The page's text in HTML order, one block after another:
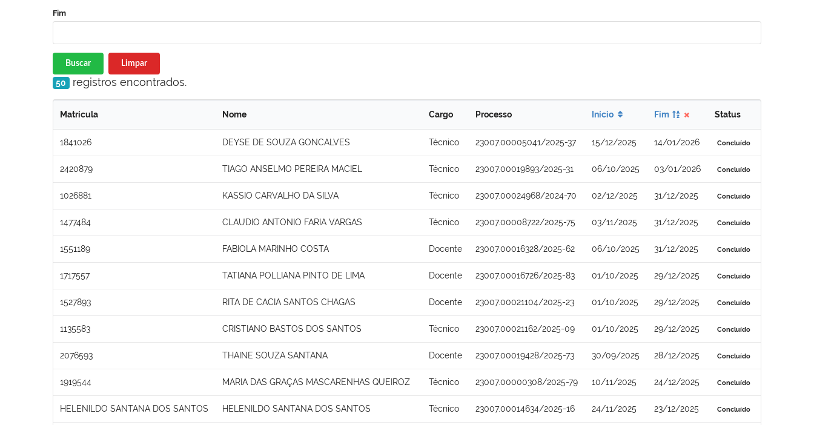
Fim
Buscar Limpar
50 registros encontrados.
Matrícula Nome Cargo Processo Início Fim Status
1841026 DEYSE DE SOUZA GONCALVES Técnico 23007.00005041/2025-37 15/12/2025 14/01/2026 Concluído
2420879 TIAGO ANSELMO PEREIRA MACIEL Técnico 23007.00019893/2025-31 06/10/2025 03/01/2026 Concluído
1026881 KASSIO CARVALHO DA SILVA Técnico 23007.00024968/2024-70 02/12/2025 31/12/2025 Concluído
1477484 CLAUDIO ANTONIO FARIA VARGAS Técnico 23007.00008722/2025-75 03/11/2025 31/12/2025 Concluído
1551189 FABIOLA MARINHO COSTA Docente 23007.00016328/2025-62 06/10/2025 31/12/2025 Concluído
1717557 TATIANA POLLIANA PINTO DE LIMA Docente 23007.00016726/2025-83 01/10/2025 29/12/2025 Concluído
1527893 RITA DE CACIA SANTOS CHAGAS Docente 23007.00021104/2025-23 01/10/2025 29/12/2025 Concluído
1135583 CRISTIANO BASTOS DOS SANTOS Técnico 23007.00021162/2025-09 01/10/2025 29/12/2025 Concluído
2076593 THAINE SOUZA SANTANA Docente 23007.00019428/2025-73 30/09/2025 28/12/2025 Concluído
1919544 MARIA DAS GRAÇAS MASCARENHAS QUEIROZ Técnico 23007.00000308/2025-79 10/11/2025 24/12/2025 Concluído
HELENILDO SANTANA DOS SANTOS HELENILDO SANTANA DOS SANTOS Técnico 23007.00014634/2025-16 24/11/2025 23/12/2025 Concluído